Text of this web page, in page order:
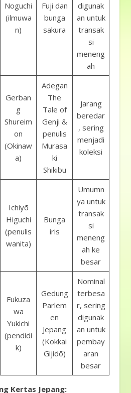
Noguchi
(ilmuwa
n)
Fuji dan
bunga
sakura
digunak
an untuk
transak
si
meneng
ah
Gerban
g
Shureim
on
(Okinaw
a)
Adegan
The
Tale of
Genji &
penulis
Murasa
ki
Shikibu
Jarang
beredar
, sering
menjadi
koleksi
Ichiyō
Higuchi
(penulis
wanita)
Bunga
iris
Umumn
ya untuk
transak
si
meneng
ah ke
besar
Fukuza
wa
Yukichi
(pendidi
k)
Gedung
Parlem
en
Jepang
(Kokkai
Gijidō)
Nominal
terbesa
r, sering
digunak
an untuk
pembay
aran
besar
Kertas Jepang: